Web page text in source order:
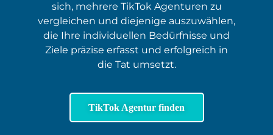
sich, mehrere TikTok Agenturen zu
vergleichen und diejenige auszuwählen,
die Ihre individuellen Bedürfnisse und
Ziele präzise erfasst und erfolgreich in
die Tat umsetzt.
TikTok Agentur finden